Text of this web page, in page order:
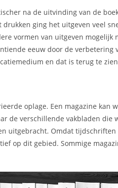
na de uitvinding van de
ging het uitgeven veel
vormen van uitgeven
eeuw door de
en dat is terug te
oplage. Een magazine kan
de verschillende vakbladen
uitgebracht. Omdat
op dit gebied. Sommige